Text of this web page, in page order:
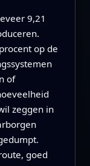
9,21
op de
of
zeggen in
goed